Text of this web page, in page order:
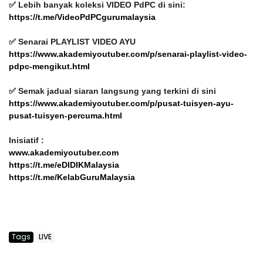
✅ Lebih banyak koleksi VIDEO PdPC di sini:
https://t.me/VideoPdPCgurumalaysia
✅ Senarai PLAYLIST VIDEO AYU
https://www.akademiyoutuber.com/p/senarai-playlist-video-
pdpc-mengikut.html
✅ Semak jadual siaran langsung yang terkini di sini
https://www.akademiyoutuber.com/p/pusat-tuisyen-ayu-
pusat-tuisyen-percuma.html
Inisiatif :
www.akademiyoutuber.com
https://t.me/eDIDIKMalaysia
https://t.me/KelabGuruMalaysia
Tags LIVE